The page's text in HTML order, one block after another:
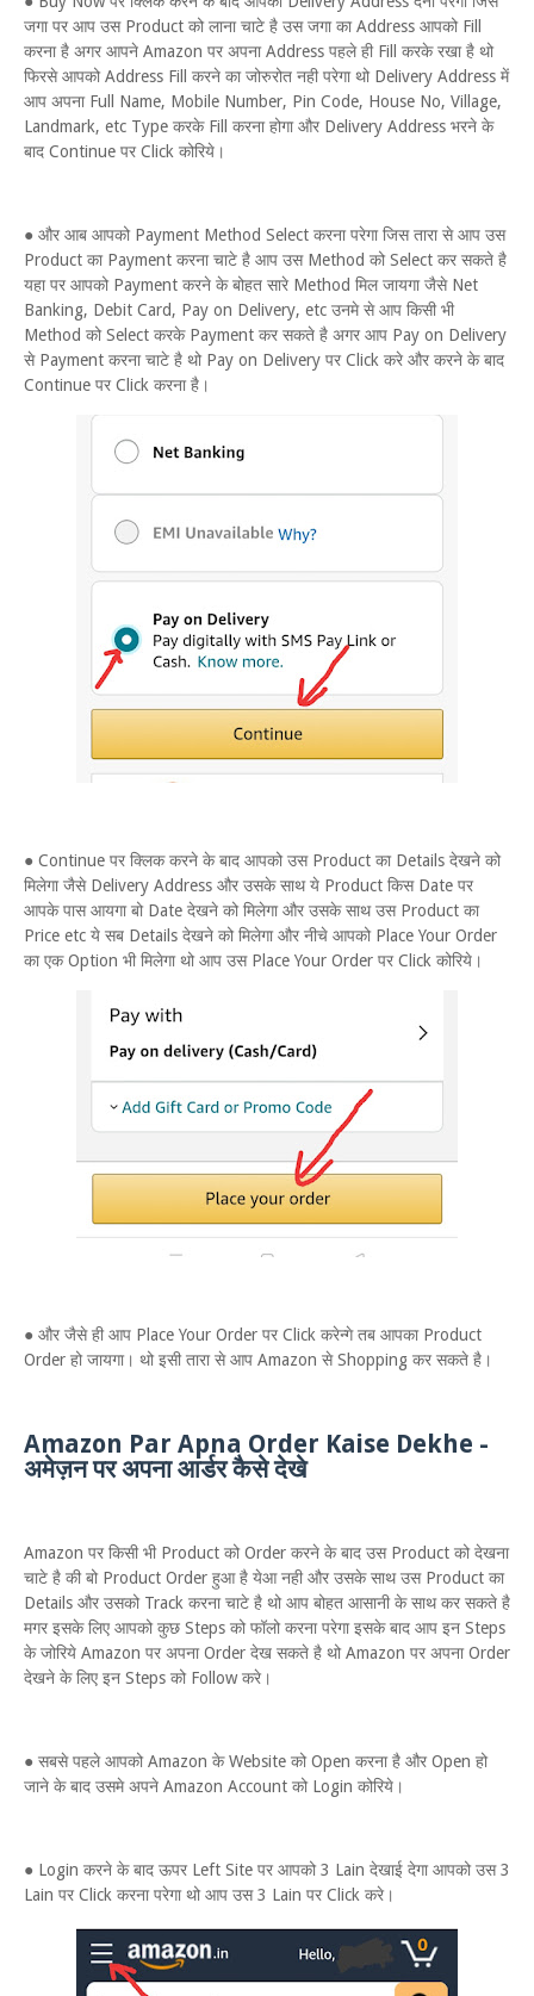
जगा पर आप उस Product को लाना चाटे है उस जगा का Address आपको Fill
करना है अगर आपने Amazon पर अपना Address पहले ही Fill करके रखा है थो
फिरसे आपको Address Fill करने का जोरुरोत नही परेगा थो Delivery Address में
आप अपना Full Name, Mobile Number, Pin Code, House No, Village,
Landmark, etc Type करके Fill करना होगा और Delivery Address भरने के
बाद Continue पर Click कोरिये।
● और आब आपको Payment Method Select करना परेगा जिस तारा से आप उस
Product का Payment करना चाटे है आप उस Method को Select कर सकते है
यहा पर आपको Payment करने के बोहत सारे Method मिल जायगा जैसे Net
Banking, Debit Card, Pay on Delivery, etc उनमे से आप किसी भी
Method को Select करके Payment कर सकते है अगर आप Pay on Delivery
से Payment करना चाटे है थो Pay on Delivery पर Click करे और करने के बाद
Continue पर Click करना है।
● Continue पर क्लिक करने के बाद आपको उस Product का Details देखने को
मिलेगा जैसे Delivery Address और उसके साथ ये Product किस Date पर
आपके पास आयगा बो Date देखने को मिलेगा और उसके साथ उस Product का
Price etc ये सब Details देखने को मिलेगा और नीचे आपको Place Your Order
का एक Option भी मिलेगा थो आप उस Place Your Order पर Click कोरिये।
● और जैसे ही आप Place Your Order पर Click करेन्गे तब आपका Product
Order हो जायगा। थो इसी तारा से आप Amazon से Shopping कर सकते है।
Amazon Par Apna Order Kaise Dekhe -
अमेज़न पर अपना आर्डर कैसे देखे
Amazon पर किसी भी Product को Order करने के बाद उस Product को देखना
चाटे है की बो Product Order हुआ है येआ नही और उसके साथ उस Product का
Details और उसको Track करना चाटे है थो आप बोहत आसानी के साथ कर सकते है
मगर इसके लिए आपको कुछ Steps को फॉलो करना परेगा इसके बाद आप इन Steps
के जोरिये Amazon पर अपना Order देख सकते है थो Amazon पर अपना Order
देखने के लिए इन Steps को Follow करे।
● सबसे पहले आपको Amazon के Website को Open करना है और Open हो
जाने के बाद उसमे अपने Amazon Account को Login कोरिये।
● Login करने के बाद ऊपर Left Site पर आपको 3 Lain देखाई देगा आपको उस 3
Lain पर Click करना परेगा थो आप उस 3 Lain पर Click करे।